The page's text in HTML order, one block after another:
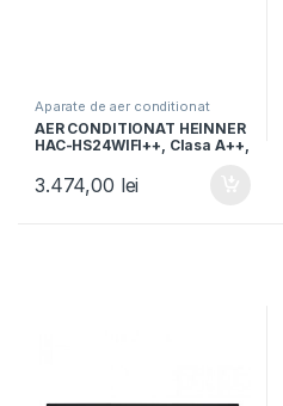
Aparate de aer conditionat
AER CONDITIONAT HEINNER
HAC-HS24WIFI++, Clasa A++,
Control WIFI, Functie iFeel,
Functie Quiet, Timer, Auto-
3.474,00 lei